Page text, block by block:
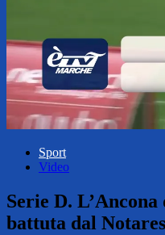
Sport
Video
Serie D.
battuta dal